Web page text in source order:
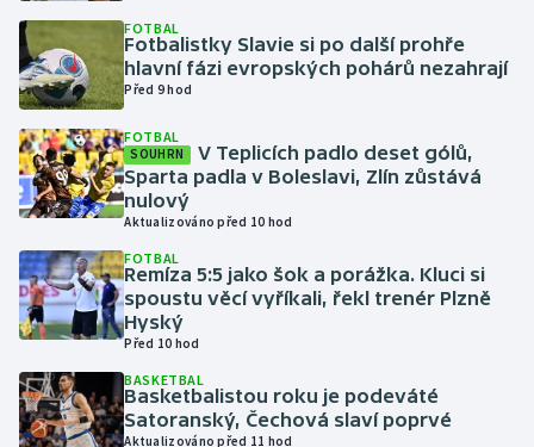
Jezdectví
Judo
Krasobruslení
Lezení
Lyže a snowboard
Moderní pětiboj
Motorsport
FOTBAL
Fotbalistky Slavie si po další prohře
hlavní fázi evropských pohárů nezahrají
Před 9 hod
FOTBAL
SOUHRN
V Teplicích padlo deset gólů,
Sparta padla v Boleslavi, Zlín zůstává
nulový
Aktualizováno před 10 hod
FOTBAL
Remíza 5:5 jako šok a porážka. Kluci si
spoustu věcí vyříkali, řekl trenér Plzně
Hyský
Před 10 hod
BASKETBAL
Basketbalistou roku je podeváté
Satoranský, Čechová slaví poprvé
Aktualizováno před 11 hod